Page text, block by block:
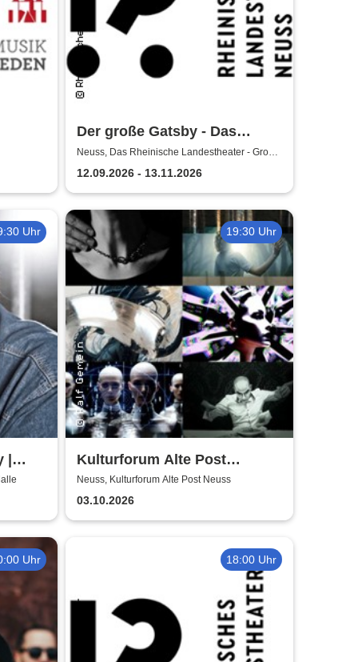
Der große Gatsby - Das
Rheinische Landestheater
Neuss
Neuss, Das Rheinische Landestheater - Große
12.09.2026 - 13.11.2026
Uhr
|
19:30 Uhr
Kulturforum Alte Post
presents: Layers Respond
Neuss, Kulturforum Alte Post Neuss
03.10.2026
Uhr 18:00 Uhr